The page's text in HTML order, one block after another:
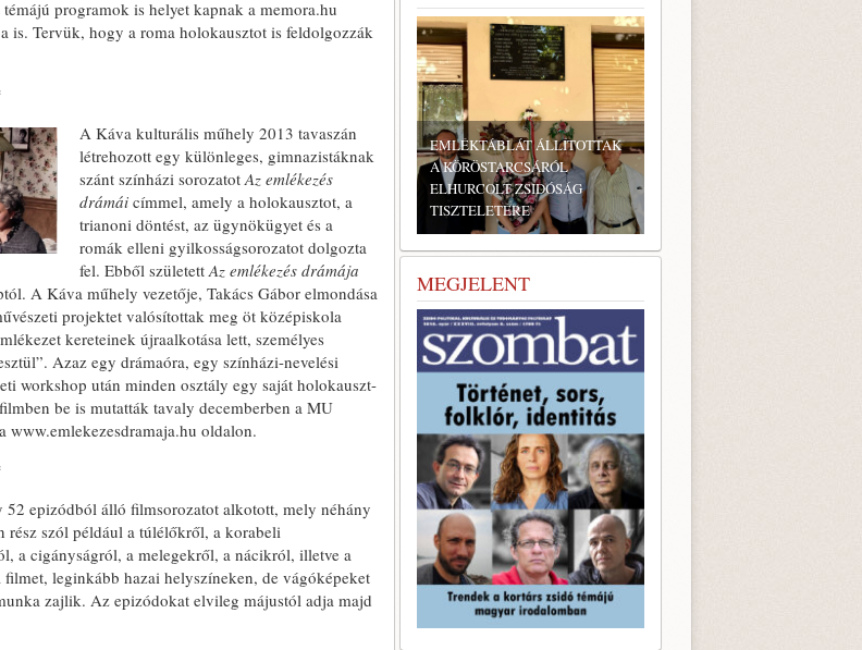
programok is helyet kapnak a memora.hu
Tervük, hogy a roma holokausztot is feldolgozzák
A Káva kulturális műhely 2013 tavaszán
létrehozott egy különleges, gimnazistáknak
szánt színházi sorozatotAz emlékezés
drámái címmel, amely a holokausztot, a
trianoni döntést, az ügynökügyet és a
romák elleni gyilkosságsorozatot dolgozta
fel. Ebből születettAz emlékezés drámája
A Káva műhely vezetője, Takács Gábor elmondása
projektet valósítottak meg öt középiskola
kereteinek újraalkotása lett, személyes
Azaz egy drámaóra, egy színházi-nevelési
workshop után minden osztály egy saját holokauszt-
be is mutatták tavaly decemberben a MU
www.emlekezesdramaja.hu oldalon.
epizódból álló filmsorozatot alkotott, mely néhány
szól például a túlélőkről, a korabeli
a cigányságról, a melegekről, a nácikról, illetve a
leginkább hazai helyszíneken, de vágóképeket
zajlik. Az epizódokat elvileg májustól adja majd
EMLÉKTÁBLÁT ÁLLÍTOTTAK
A KÖRÖSTARCSÁRÓL
ELHURCOLT ZSIDÓSÁG
TISZTELETÉRE
BONYHÁDI ZSIDÓ NAPOK
MEGJELENT